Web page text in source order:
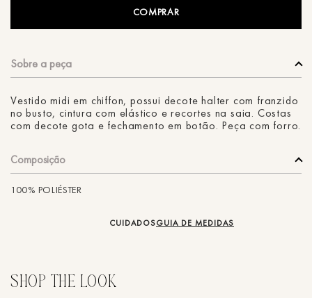
COMPRAR
Vestido midi em chiffon, possui decote halter com franzido
no busto, cintura com elástico e recortes na saia. Costas
com decote gota e fechamento em botão. Peça com forro.
Composição
100% POLIÉSTER
CUIDADOSGUIA DE MEDIDAS